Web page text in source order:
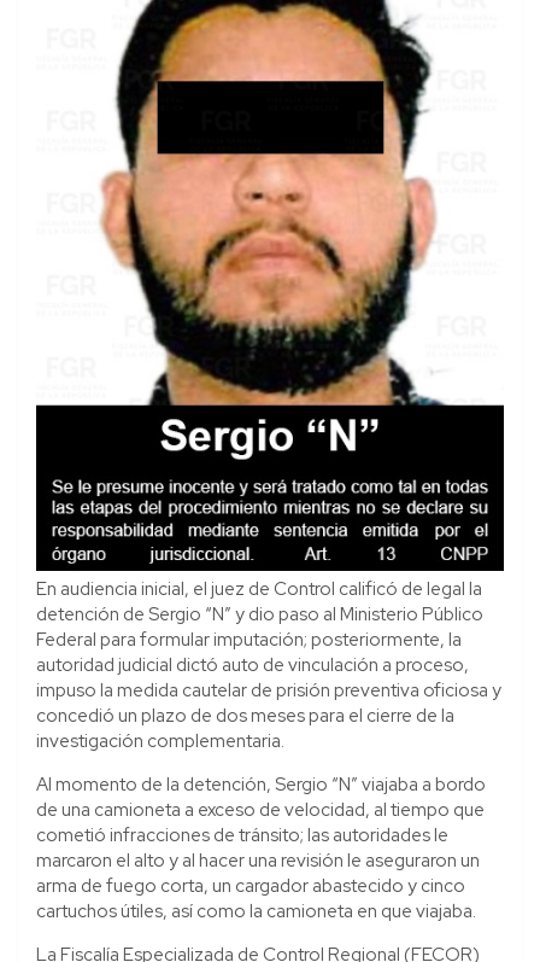
En audiencia inicial, el juez de Control calificó de legal la
detención de Sergio “N” y dio paso al Ministerio Público
Federal para formular imputación; posteriormente, la
autoridad judicial dictó auto de vinculación a proceso,
impuso la medida cautelar de prisión preventiva oficiosa y
concedió un plazo de dos meses para el cierre de la
investigación complementaria.
Al momento de la detención, Sergio “N” viajaba a bordo
de una camioneta a exceso de velocidad, al tiempo que
cometió infracciones de tránsito; las autoridades le
marcaron el alto y al hacer una revisión le aseguraron un
arma de fuego corta, un cargador abastecido y cinco
cartuchos útiles, así como la camioneta en que viajaba.
La Fiscalía Especializada de Control Regional (FECOR)